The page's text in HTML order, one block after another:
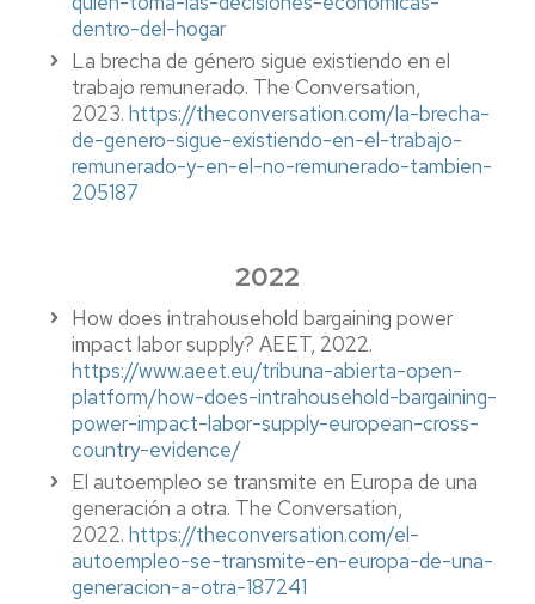
dentro-del-hogar
La brecha de género sigue existiendo en el
trabajo remunerado. The Conversation,
2023. https://theconversation.com/la-brecha-
de-genero-sigue-existiendo-en-el-trabajo-
remunerado-y-en-el-no-remunerado-tambien-
205187
2022
How does intrahousehold bargaining power
impact labor supply? AEET, 2022.
https://www.aeet.eu/tribuna-abierta-open-
platform/how-does-intrahousehold-bargaining-
power-impact-labor-supply-european-cross-
country-evidence/
El autoempleo se transmite en Europa de una
generación a otra. The Conversation,
2022. https://theconversation.com/el-
autoempleo-se-transmite-en-europa-de-una-
generacion-a-otra-187241